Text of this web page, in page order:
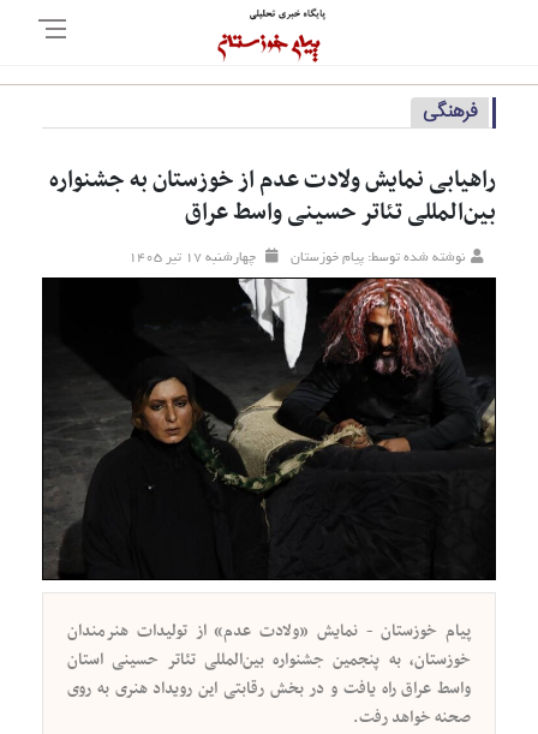
فرهنگی
راهیابی نمایش ولادت عدم از خوزستان به جشنواره
بین‌المللی تئاتر حسینی واسط عراق
نوشته شده توسط: پیام خوزستان چهارشنبه ۱۷ تير ۱۴۰۵
پیام خوزستان - نمایش «ولادت عدم» از تولیدات هنرمندان
خوزستان، به پنجمین جشنواره بین‌المللی تئاتر حسینی استان
واسط عراق راه یافت و در بخش رقابتی این رویداد هنری به روی
صحنه خواهد رفت.